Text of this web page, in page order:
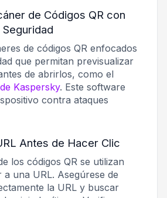
de Códigos QR con
de códigos QR enfocados
que permitan previsualizar
de abrirlos, como el
Kaspersky. Este software
contra ataques
Antes de Hacer Clic
los códigos QR se utilizan
a una URL. Asegúrese de
la URL y buscar